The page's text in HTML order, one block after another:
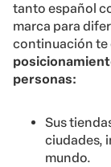
tanto español
marca para
continuación te
personas:
Sus
ciudades,
mundo.